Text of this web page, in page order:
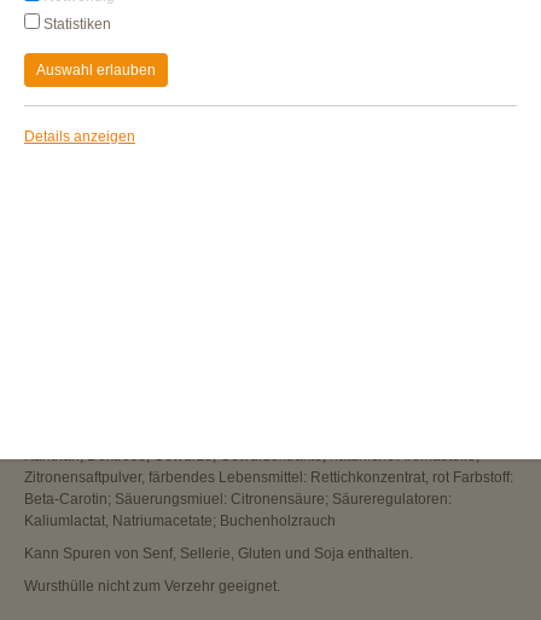
Xanthan, Dextrose, Gewürze, Gewürzextrakte, natürliche Aromastoffe,
Zitronensaftpulver, färbendes Lebensmittel: Rettichkonzentrat, rot Farbstoff:
Beta-Carotin; Säuerungsmiuel: Citronensäure; Säureregulatoren:
Kaliumlactat, Natriumacetate; Buchenholzrauch
Kann Spuren von Senf, Sellerie, Gluten und Soja enthalten.
Wursthülle nicht zum Verzehr geeignet.
Statistiken
Auswahl erlauben
Details anzeigen